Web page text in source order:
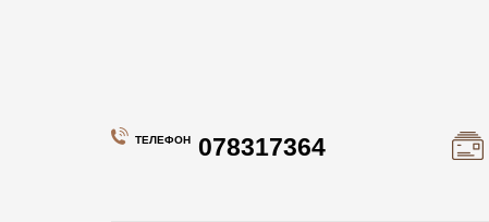
ТЕЛЕФОН 078317364